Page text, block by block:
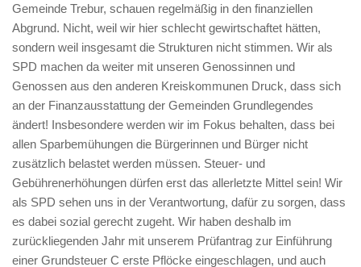
Gemeinde Trebur, schauen regelmäßig in den finanziellen
Abgrund. Nicht, weil wir hier schlecht gewirtschaftet hätten,
sondern weil insgesamt die Strukturen nicht stimmen. Wir als
SPD machen da weiter mit unseren Genossinnen und
Genossen aus den anderen Kreiskommunen Druck, dass sich
an der Finanzausstattung der Gemeinden Grundlegendes
ändert! Insbesondere werden wir im Fokus behalten, dass bei
allen Sparbemühungen die Bürgerinnen und Bürger nicht
zusätzlich belastet werden müssen. Steuer- und
Gebührenerhöhungen dürfen erst das allerletzte Mittel sein! Wir
als SPD sehen uns in der Verantwortung, dafür zu sorgen, dass
es dabei sozial gerecht zugeht. Wir haben deshalb im
zurückliegenden Jahr mit unserem Prüfantrag zur Einführung
einer Grundsteuer C erste Pflöcke eingeschlagen, und auch